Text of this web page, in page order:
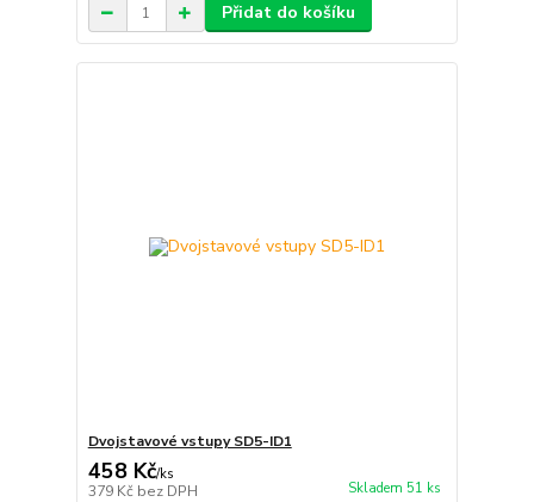
Přidat do košíku
Dvojstavové vstupy SD5-ID1
458 Kč/ks
379 Kč bez DPH Skladem 51 ks